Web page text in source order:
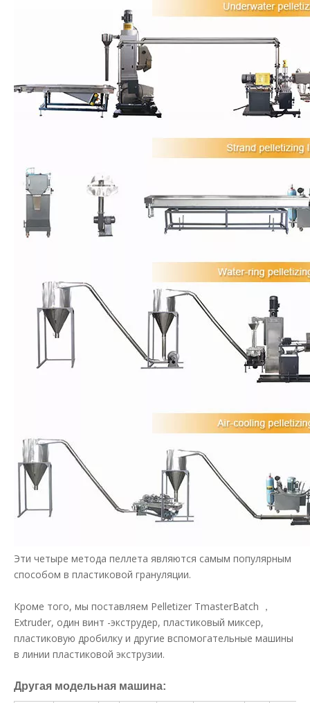
Эти четыре метода пеллета являются самым популярным
способом в пластиковой грануляции.
Кроме того, мы поставляем Pelletizer TmasterBatch ，
Extruder, один винт -экструдер, пластиковый миксер,
пластиковую дробилку и другие вспомогательные машины
в линии пластиковой экструзии.
Другая модельная машина: